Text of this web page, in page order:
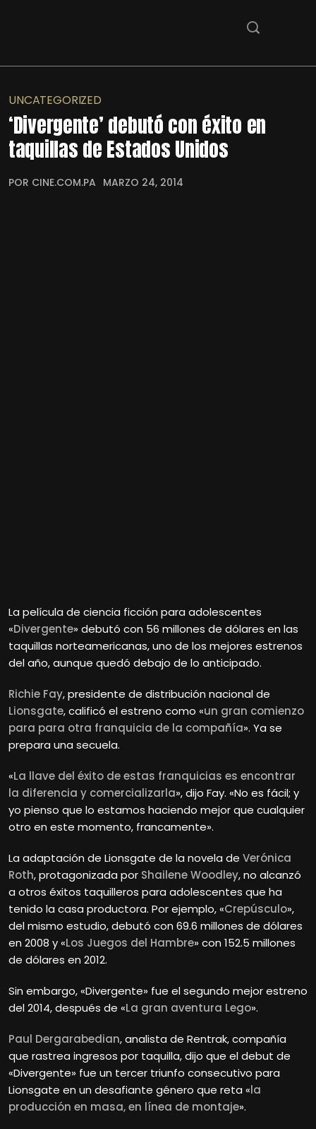
UNCATEGORIZED
‘Divergente’ debutó con éxito en
taquillas de Estados Unidos
POR CINE.COM.PA MARZO 24, 2014
La película de ciencia ficción para adolescentes
«Divergente» debutó con 56 millones de dólares en las
taquillas norteamericanas, uno de los mejores estrenos
del año, aunque quedó debajo de lo anticipado.
Richie Fay, presidente de distribución nacional de
Lionsgate, calificó el estreno como «un gran comienzo
para para otra franquicia de la compañía». Ya se
prepara una secuela.
«La llave del éxito de estas franquicias es encontrar
la diferencia y comercializarla», dijo Fay. «No es fácil; y
yo pienso que lo estamos haciendo mejor que cualquier
otro en este momento, francamente».
La adaptación de Lionsgate de la novela de Verónica
Roth, protagonizada por Shailene Woodley, no alcanzó
a otros éxitos taquilleros para adolescentes que ha
tenido la casa productora. Por ejemplo, «Crepúsculo»,
del mismo estudio, debutó con 69.6 millones de dólares
en 2008 y «Los Juegos del Hambre» con 152.5 millones
de dólares en 2012.
Sin embargo, «Divergente» fue el segundo mejor estreno
del 2014, después de «La gran aventura Lego».
Paul Dergarabedian, analista de Rentrak, compañía
que rastrea ingresos por taquilla, dijo que el debut de
«Divergente» fue un tercer triunfo consecutivo para
Lionsgate en un desafiante género que reta «la
producción en masa, en línea de montaje».